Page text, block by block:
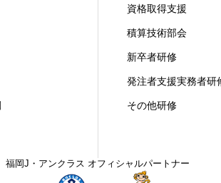
資格取得支援
積算技術部会
新卒者研修
発注者支援実務者研
その他研修
福岡J・アンクラス オフィシャルパートナー